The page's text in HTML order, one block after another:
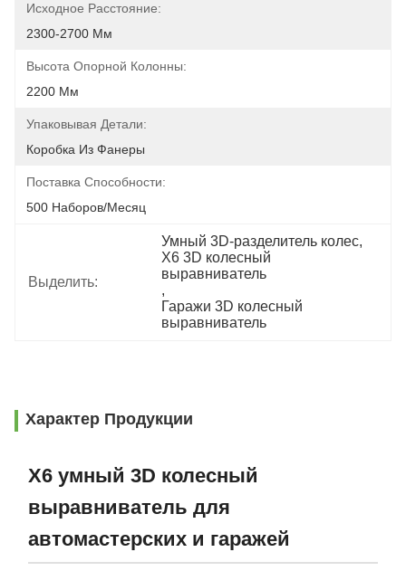
Исходное Расстояние:
2300-2700 Мм
Высота Опорной Колонны:
2200 Мм
Упаковывая Детали:
Коробка Из Фанеры
Поставка Способности:
500 Наборов/месяц
Выделить:
Умный 3D-разделитель колес,
X6 3D колесный
выравниватель
,
Гаражи 3D колесный
выравниватель
Характер Продукции
X6 умный 3D колесный
выравниватель для
автомастерских и гаражей